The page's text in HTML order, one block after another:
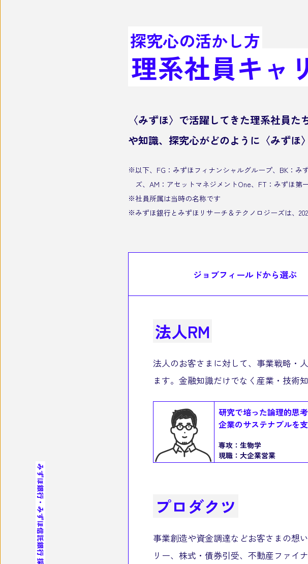
みずほ銀行・みずほ信託銀行
探究心の活かし方
理系社員キャ
〈みずほ〉で活躍してきた理系社員
や知識、探究心がどのように〈みずほ
以下、FG：みずほフィナンシャルグループ、BK：
ズ、AM：アセットマネジメントOne、FT：みずほ
社員所属は当時の名称です
みずほ銀行とみずほリサーチ＆テクノロジーズは、
ジョブフィールドから選ぶ
法人RM
法人のお客さまに対して、事業戦略・
ます。金融知識だけでなく産業・技術
研究で培った論理的思
企業のサステナブルを
専攻：生物学
現職：大企業営業
プロダクツ
事業創造や資金調達などお客さまの想
リー、株式・債券引受、不動産ファイ